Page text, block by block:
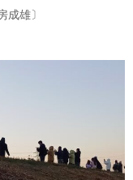
雄〕